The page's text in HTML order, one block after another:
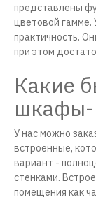
представлены
цветовой гамме.
практичность.
при этом
Какие
шкафы-
У нас можно
встроенные,
вариант -
стенками.
помещения как